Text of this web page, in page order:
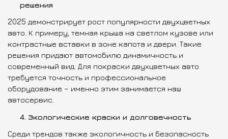
решения
2025 демонстрирует рост популярности двухцветных
авто. К примеру, темная крыша на светлом кузове или
контрастные вставки в зоне капота и двери. Такие
решения придают автомобилю динамичность и
современный вид. Для покраски двухцветных авто
требуется точность и профессиональное
оборудование – именно этим занимается наш
автосервис.
4. Экологические краски и долговечность
Среди трендов также экологичность и безопасность